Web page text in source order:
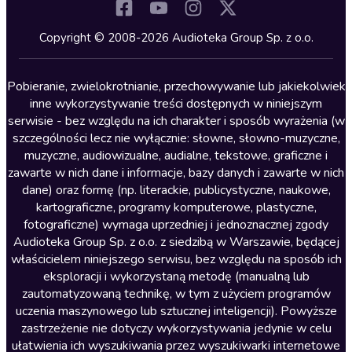
Kryminały
Lektury szkolne
Literatura anglojęzyczna
Literatura faktu
Literatura obyczajowa
Literatura piękna obca
Literatura piękna polska
Nagrania relaksacyjne
Nauka języków
Nauki humanistyczne
Podcasty i audycje
Polityka
Copyright © 2008-2026 Audioteka Group Sp. z o.o.
Pobieranie, zwielokrotnianie, przechowywanie lub jakiekolwiek
inne wykorzystywanie treści dostępnych w niniejszym
serwisie - bez względu na ich charakter i sposób wyrażenia (w
szczególności lecz nie wyłącznie: słowne, słowno-muzyczne,
muzyczne, audiowizualne, audialne, tekstowe, graficzne i
zawarte w nich dane i informacje, bazy danych i zawarte w nich
dane) oraz formę (np. literackie, publicystyczne, naukowe,
kartograficzne, programy komputerowe, plastyczne,
fotograficzne) wymaga uprzedniej i jednoznacznej zgody
Audioteka Group Sp. z o.o. z siedzibą w Warszawie, będącej
właścicielem niniejszego serwisu, bez względu na sposób ich
eksploracji i wykorzystaną metodę (manualną lub
zautomatyzowaną technikę, w tym z użyciem programów
uczenia maszynowego lub sztucznej inteligencji). Powyższe
zastrzeżenie nie dotyczy wykorzystywania jedynie w celu
ułatwienia ich wyszukiwania przez wyszukiwarki internetowe